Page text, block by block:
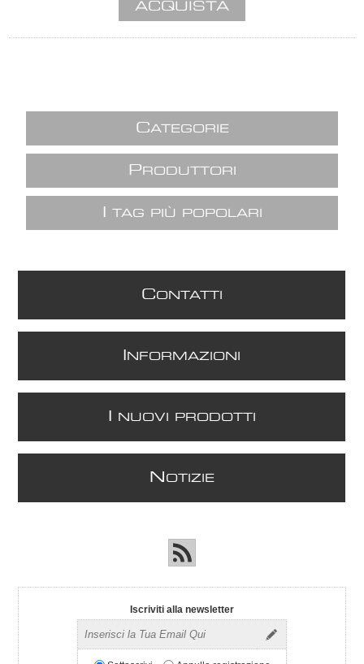
CATEGORIE
P RODUTTORI
TAG PIÙ POPOLARI
CONTATTI
NFORMAZIONI
NUOVI PRODOTTI
N OTIZIE
Iscriviti alla newsletter